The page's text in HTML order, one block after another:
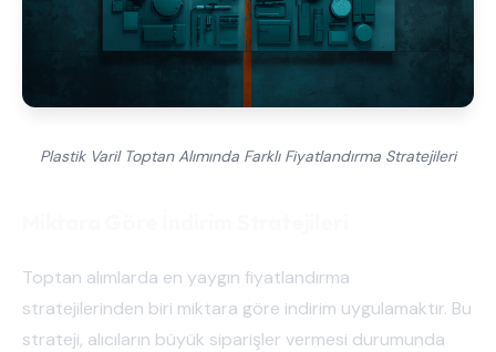
Plastik Varil Toptan Alımında Farklı Fiyatlandırma Stratejileri
Toptan alımlarda en yaygın fiyatlandırma
stratejilerinden biri miktara göre indirim uygulamaktır. Bu
strateji, alıcıların büyük siparişler vermesi durumunda